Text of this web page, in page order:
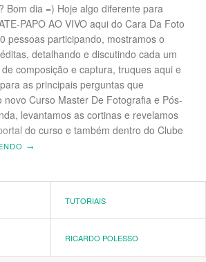
Bom dia =) Hoje algo diferente para
PAPO AO VIVO aqui do Cara Da Foto
pessoas participando, mostramos o
detalhando e discutindo cada um
composição e captura, truques aqui e
as principais perguntas que
novo Curso Master De Fotografia e Pós-
levantamos as cortinas e revelamos
do curso e também dentro do Clube
→
TUTORIAIS
RICARDO POLESSO